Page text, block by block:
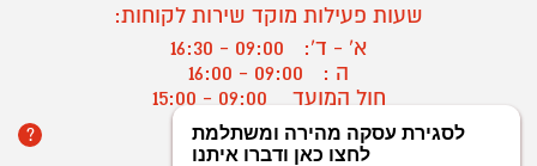
שעות פעילות מוקד שירות לקוחות:
א' - ד':
09:00 - 16:30
ה :
09:00 - 16:00
חול המועד
? יצירת קשר/ביטול הזמנה